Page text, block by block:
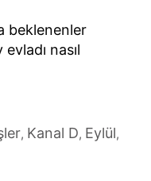
beklenenler
nasıl
, Kanal D, Eylül,